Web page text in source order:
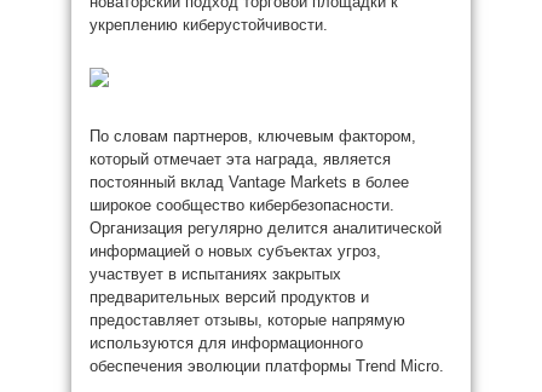
укреплению киберустойчивости.
По словам партнеров, ключевым фактором,
который отмечает эта награда, является
постоянный вклад Vantage Markets в более
широкое сообщество кибербезопасности.
Организация регулярно делится аналитической
информацией о новых субъектах угроз,
участвует в испытаниях закрытых
предварительных версий продуктов и
предоставляет отзывы, которые напрямую
используются для информационного
обеспечения эволюции платформы Trend Micro.